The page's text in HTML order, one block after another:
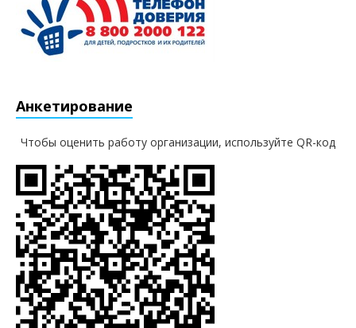
Анкетирование
Чтобы оценить работу организации, используйте QR-код